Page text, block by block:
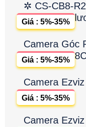
✲ CS-CB8-
Giá : 5%-35%
Camera Góc
Giá : 5%-35%
Camera
Giá : 5%-35%
Camera